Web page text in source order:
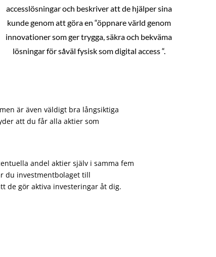
accesslösningar och beskriver att de hjälper sina
kunde genom att göra en “öppnare värld genom
innovationer som ger trygga, säkra och bekväma
lösningar för såväl fysisk som digital access “.
är även väldigt bra långsiktiga
att du får alla aktier som
andel aktier själv i samma fem
du investmentbolaget till
de gör aktiva investeringar åt dig.